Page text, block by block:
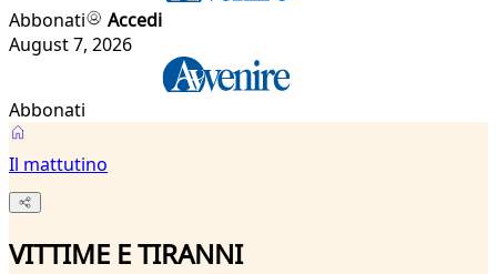
Abbonati
Accedi
August 7, 2026
Abbonati
Il mattutino
VITTIME E TIRANNI